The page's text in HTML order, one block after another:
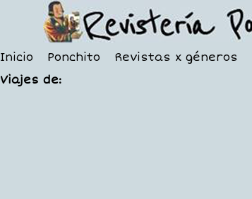
Inicio Ponchito Revistas x géneros
Viajes de: